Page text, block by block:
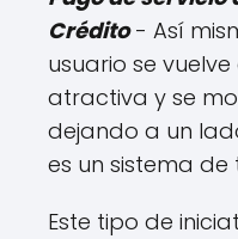
Crédito- Así
usuario se
atractiva y se
dejando a un
es un sistema
Este tipo de